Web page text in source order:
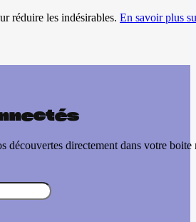
réduire les indésirables. En savoir plus
découvertes directement dans votre boite